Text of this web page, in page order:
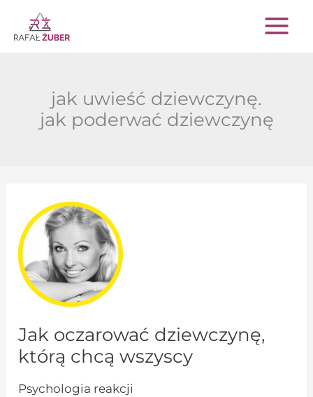
Przejdź
do
jak uwieść dziewczynę.
jak poderwać dziewczynę
Jak oczarować dziewczynę,
którą chcą wszyscy
Psychologia reakcji
Jak
oczarować
dziewczynę,
którą
chcą
wszyscy